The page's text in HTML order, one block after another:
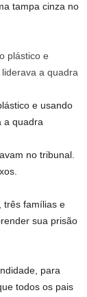
tampa cinza no
e usando
a quadra
no tribunal.
três famílias e
sua prisão
para
todos os pais